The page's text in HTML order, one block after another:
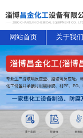
网站首页 关于我们